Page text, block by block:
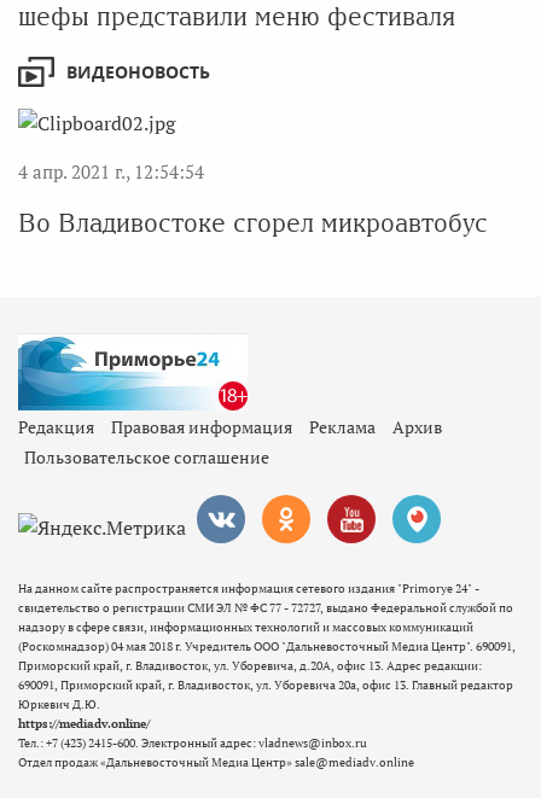
шефы представили меню фестиваля
ВИДЕОНОВОСТЬ
4 апр. 2021 г., 12:54:54
Во Владивостоке сгорел микроавтобус
Редакция Правовая информация Реклама
Архив
Пользовательское соглашение
На данном сайте распространяется информация сетевого издания "Primorye 24" -
свидетельство о регистрации СМИ ЭЛ № ФС 77 - 72727, выдано Федеральной службой по
надзору в сфере связи, информационных технологий и массовых коммуникаций
(Роскомнадзор) 04 мая 2018 г. Учредитель ООО "Дальневосточный Медиа Центр". 690091,
Приморский край, г. Владивосток, ул. Уборевича, д.20А, офис 13. Адрес редакции:
690091, Приморский край, г. Владивосток, ул. Уборевича 20а, офис 13. Главный редактор
Юркевич Д.Ю.
https://mediadv.online/
Тел.: +7 (423) 2415-600. Электронный адрес: vladnews@inbox.ru
Отдел продаж «Дальневосточный Медиа Центр» sale@mediadv.online